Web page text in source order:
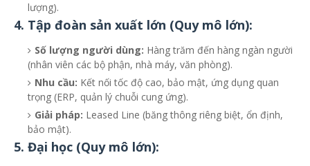
lượng).
4. Tập đoàn sản xuất lớn (Quy mô lớn):
Số lượng người dùng: Hàng trăm đến hàng ngàn người
(nhân viên các bộ phận, nhà máy, văn phòng).
Nhu cầu: Kết nối tốc độ cao, bảo mật, ứng dụng quan
trọng (ERP, quản lý chuỗi cung ứng).
Giải pháp: Leased Line (băng thông riêng biệt, ổn định,
bảo mật).
5. Đại học (Quy mô lớn):